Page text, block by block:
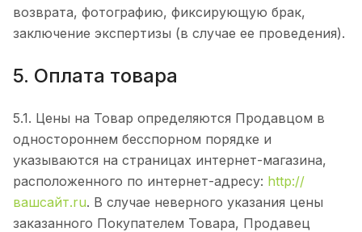
возврата, фотографию, фиксирующую брак,
заключение экспертизы (в случае ее проведения).
5. Оплата товара
5.1. Цены на Товар определяются Продавцом в
одностороннем бесспорном порядке и
указываются на страницах интернет-магазина,
расположенного по интернет-адресу: http://
вашсайт.ru. В случае неверного указания цены
заказанного Покупателем Товара, Продавец